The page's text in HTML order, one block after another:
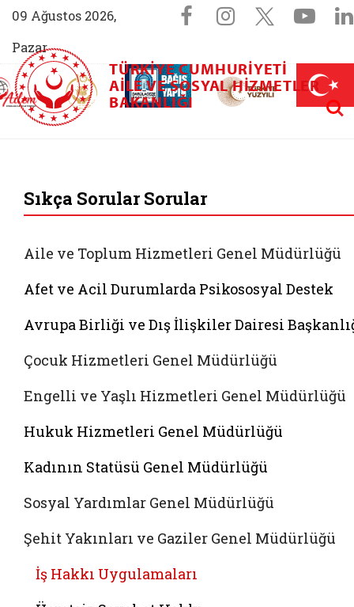
09 Ağustos 2026,
Pazar
Sosyal
Facebook
Instagram
X
Aile (yeni sekmede açılır)
AİLEM İletişim Merkezi (yeni sekmede açılır)
Aile ve Nüfus On Yılı (yeni sekmede açılır)
Darülaceze bağış sayfası (yeni
TÜRKIYE CUMHURIYETI
AILE VE SOSYAL HIZMETLER
BAKANLIĞI
Sıkça Sorular Sorular
Aile ve Toplum Hizmetleri Genel Müdürlüğü
Afet ve Acil Durumlarda Psikososyal Destek
Avrupa Birliği ve Dış İlişkiler Dairesi
Çocuk Hizmetleri Genel Müdürlüğü
Engelli ve Yaşlı Hizmetleri Genel Müdürlüğü
Hukuk Hizmetleri Genel Müdürlüğü
Kadının Statüsü Genel Müdürlüğü
Sosyal Yardımlar Genel Müdürlüğü
Şehit Yakınları ve Gaziler Genel Müdürlüğü
İş Hakkı Uygulamaları